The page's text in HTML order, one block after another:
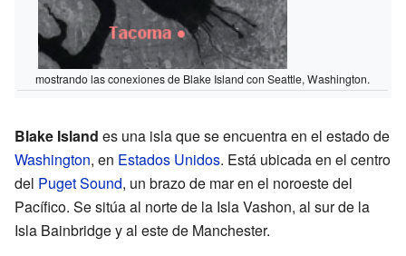
mostrando las conexiones de Blake Island con Seattle, Washington.
Blake Island es una isla que se encuentra en el estado de
Washington, en Estados Unidos. Está ubicada en el centro
del Puget Sound, un brazo de mar en el noroeste del
Pacífico. Se sitúa al norte de la Isla Vashon, al sur de la
Isla Bainbridge y al este de Manchester.